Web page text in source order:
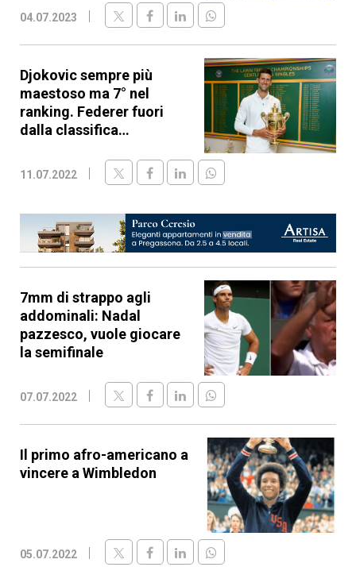
04.07.2023
Djokovic sempre più
maestoso ma 7° nel
ranking. Federer fuori
dalla classifica…
11.07.2022
7mm di strappo agli
addominali: Nadal
pazzesco, vuole giocare
la semifinale
07.07.2022
Il primo afro-americano a
vincere a Wimbledon
05.07.2022